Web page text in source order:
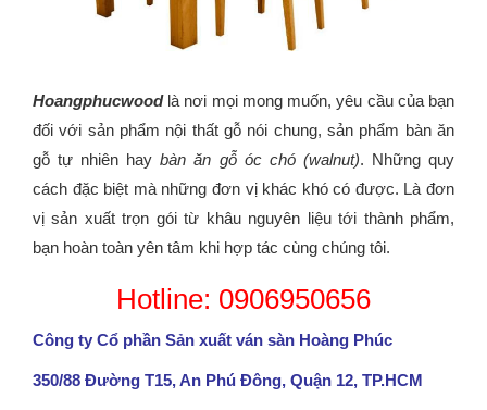
Hoangphucwoodlà nơi mọi mong muốn, yêu cầu của bạn
đối với sản phẩm nội thất gỗ nói chung, sản phẩm bàn ăn
gỗ tự nhiên haybàn ăn gỗ óc chó (walnut). Những quy
cách đặc biệt mà những đơn vị khác khó có được. Là đơn
vị sản xuất trọn gói từ khâu nguyên liệu tới thành phẩm,
bạn hoàn toàn yên tâm khi hợp tác cùng chúng tôi.
Hotline: 0906950656
Công ty Cổ phần Sản xuất ván sàn Hoàng Phúc
350/88 Đường T15, An Phú Đông, Quận 12, TP.HCM